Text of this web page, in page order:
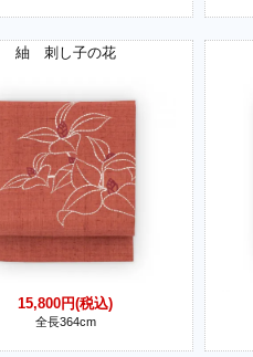
紬 刺し子の花
15,800円(税込)
全長364cm